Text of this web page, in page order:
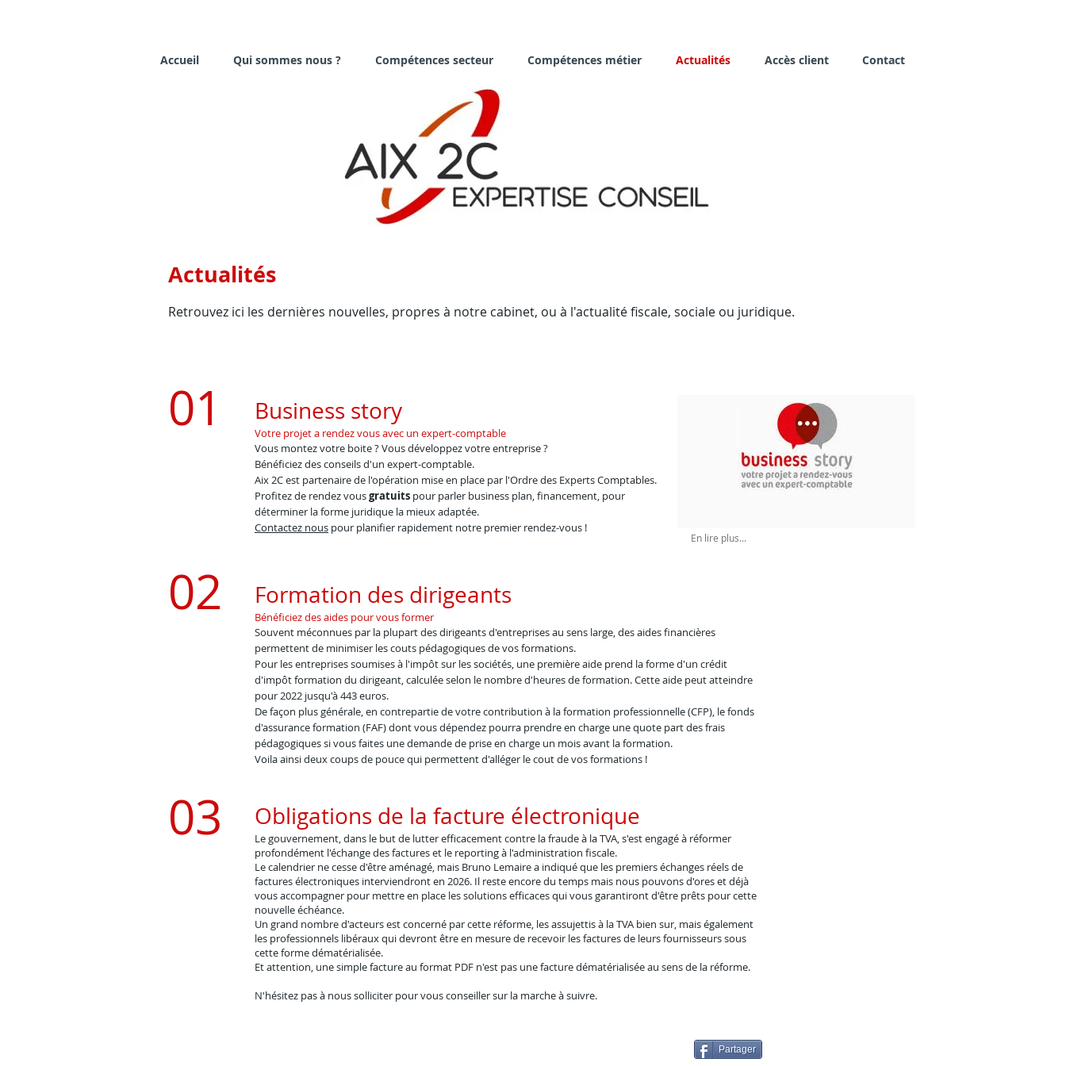
Accueil Qui sommes nous ? Compétences secteur Compétences métier Actualités Accès client Contact
Actualités
Retrouvez ici les dernières nouvelles, propres à notre cabinet, ou à l'actualité fiscale, sociale ou juridique.
01 Business story
​Votre projet a rendez vous avec un expert-comptable
​Vous montez votre boite ? Vous développez votre entreprise ?
Bénéficiez des conseils d'un expert-comptable.
Aix 2C est partenaire de l'opération mise en place par l'Ordre des Experts Comptables.
Profitez de rendez vousgratuits pour parler business plan, financement, pour
déterminer la forme juridique la mieux adaptée.
Contactez nous pour planifier rapidement notre premier rendez-vous !
En lire plus...
02 Formation des dirigeants
Bénéficiez des aides pour vous former
Souvent méconnues par la plupart des dirigeants d'entreprises au sens large, des aides financières
permettent de minimiser les couts pédagogiques de vos formations.
Pour les entreprises soumises à l'impôt sur les sociétés, une première aide prend la forme d'un crédit
d'impôt formation du dirigeant, calculée selon le nombre d'heures de formation. Cette aide peut atteindre
pour 2022 jusqu'à 443 euros.
De façon plus générale, en contrepartie de votre contribution à la formation professionnelle (CFP), le fonds
d'assurance formation (FAF) dont vous dépendez pourra prendre en charge une quote part des frais
pédagogiques si vous faites une demande de prise en charge un mois avant la formation.
Voila ainsi deux coups de pouce qui permettent d'alléger le cout de vos formations !
03 Obligations de la facture électronique
Le gouvernement, dans le but de lutter efficacement contre la fraude à la TVA, s'est engagé à réformer
profondément l'échange des factures et le reporting à l'administration fiscale.
Le calendrier ne cesse d'être aménagé, mais Bruno Lemaire a indiqué que les premiers échanges réels de
factures électroniques interviendront en 2026. Il reste encore du temps mais nous pouvons d'ores et déjà
vous accompagner pour mettre en place les solutions efficacesqui vous garantiront d'être prêts pour cette
nouvelle échéance.
Un grand nombre d'acteurs est concerné par cette réforme, les assujettis à la TVA bien sur, mais également
les professionnels libéraux qui devront être en mesure de recevoir les factures de leurs fournisseurs sous
cette forme dématérialisée.
Et attention, une simple facture au format PDF n'est pas une facture dématérialisée au sens de la réforme.
N'hésitez pas à nous solliciter pour vous conseiller sur la marche à suivre.
Partager